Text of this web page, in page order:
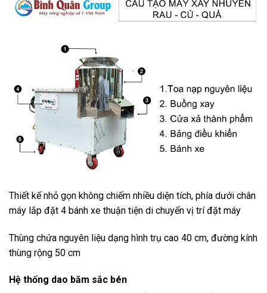
Thiết kế nhỏ gọn không chiếm nhiều diện tích, phía dưới chân
máy lắp đặt 4 bánh xe thuận tiện di chuyển vị trí đặt máy
Thùng chứa nguyên liệu dạng hình trụ cao 40 cm, đường kính
thùng rộng 50 cm
Hệ thống dao băm sắc bén